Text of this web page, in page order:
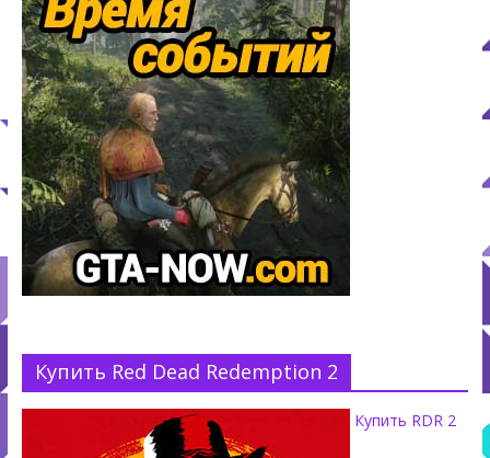
Купить Red Dead Redemption 2
Купить RDR 2